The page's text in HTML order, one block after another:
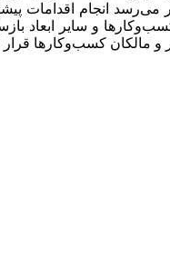
می‌رسد انجام اقدامات
و سایر ابعاد
و مالکان کسب‌وکارها قرار